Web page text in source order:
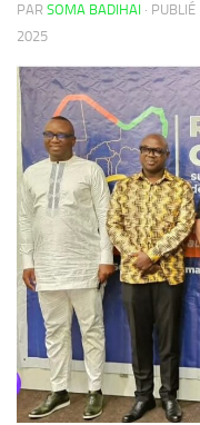
PAR SOMA BADIHAI · PUBLIÉ
2025